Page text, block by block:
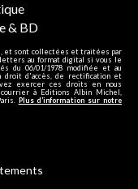
& BD
et sont collectées et traitées par
au format digital si vous le
du 06/01/1978 modifiée et au
droit d'accès, de rectification et
exercer ces droits en nous
à Editions Albin Michel,
Plus d’information sur notre